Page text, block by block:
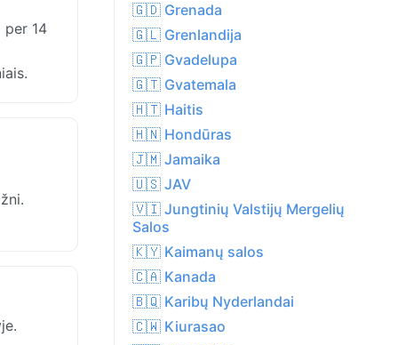
per 14
🇬🇩 Grenada
🇬🇱 Grenlandija
🇬🇵 Gvadelupa
🇬🇹 Gvatemala
🇭🇹 Haitis
🇭🇳 Hondūras
🇯🇲 Jamaika
🇺🇸 JAV
🇻🇮 Jungtinių Valstijų Mergelių
Salos
🇰🇾 Kaimanų salos
🇨🇦 Kanada
🇧🇶 Karibų Nyderlandai
🇨🇼 Kiurasao